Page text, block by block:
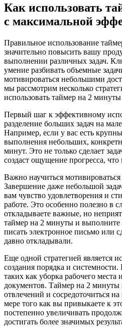
Как использовать
с максимальной
Правильное использование
значительно повысить вашу
выполнении различных задач.
умение разбивать объемные
мотивироваться небольшими
мы рассмотрим несколько
использовать таймер на 2
Первый шаг к эффективному
разделение больших задач на
Например, если у вас есть
выполнения небольших,
минут. Это не только сделает
создаст ощущение прогресса,
Важно научиться
Завершение даже небольшой
вам чувство удовлетворения и
работе. Это особенно полезно в
откладываете важные, но
таймер на 2 минуты и выполните
писать электронное письмо или
давно откладывали.
Еще одной стратегией является
создания порядка и
таких как уборка рабочего места
документов. Таймер на 2 минуты
отвлечений и сосредоточиться
мере того как вы привыкаете к
постепенно увеличивать
достигать более значимых